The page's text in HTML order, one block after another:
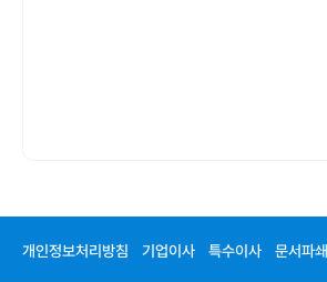
개인정보처리방침 기업이사 특수이사 문서파쇄